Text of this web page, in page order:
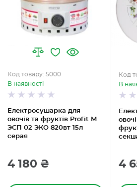
Електросушарка для
овочів та фруктів Profit M
ЭСП 02 ЭКО 820вт 15л
серая
Код товару: 5000
В наявності
4 180 ₴
Код
В
4